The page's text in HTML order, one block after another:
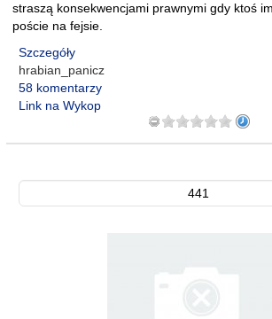
straszą konsekwencjami prawnymi gdy ktoś
poście na fejsie.
Szczegóły
hrabian_panicz
58 komentarzy
Link na Wykop
441